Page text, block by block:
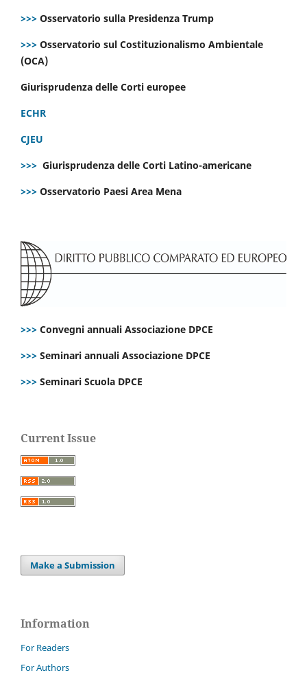
>>> Osservatorio sulla Presidenza Trump
>>> Osservatorio sul Costituzionalismo Ambientale
(OCA)
Giurisprudenza delle Corti europee
ECHR
CJEU
>>> Giurisprudenza delle Corti Latino-americane
>>> Osservatorio Paesi Area Mena
>>> Convegni annuali Associazione DPCE
>>> Seminari annuali Associazione DPCE
>>> Seminari Scuola DPCE
Current Issue
Make a Submission
Information
For Readers
For Authors